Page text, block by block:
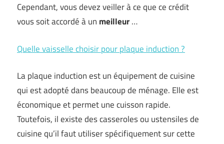
Cependant, vous devez veiller à ce que ce crédit
vous soit accordé à un meilleur…
Quelle vaisselle choisir pour plaque induction ?
La plaque induction est un équipement de cuisine
qui est adopté dans beaucoup de ménage. Elle est
économique et permet une cuisson rapide.
Toutefois, il existe des casseroles ou ustensiles de
cuisine qu’il faut utiliser spécifiquement sur cette